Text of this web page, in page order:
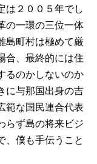
は２００５年でし
の一環の三位一体
島町村は極めて厳
合、最終的には住
るのかしないのか
に与那国出身の吉
範な国民連合代表
らず島の将来ビジ
、僕も手伝うこと